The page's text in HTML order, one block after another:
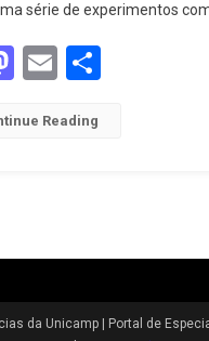
série de experimentos
Mastodon
EmailShare
Reading
da Unicamp | Portal de